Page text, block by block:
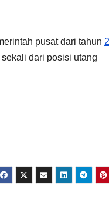
pusat dari tahun
dari posisi utang